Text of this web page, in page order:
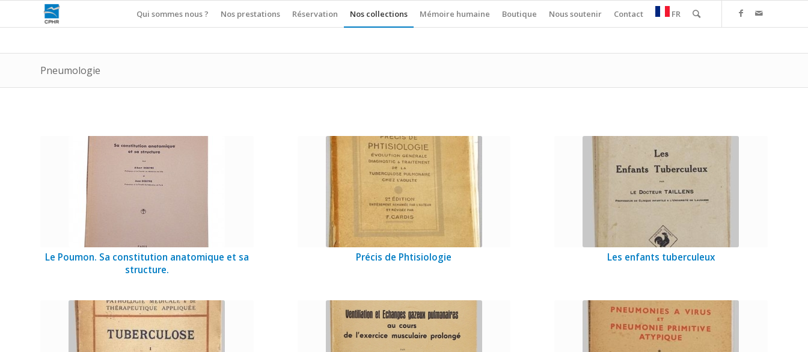
Qui sommes nous ? Nos prestations Réservation Nos collections Mémoire humaine Boutique Nous soutenir Contact FR
Pneumologie
Le Poumon. Sa constitution anatomique et sa
structure.
Précis de Phtisiologie Les enfants tuberculeux